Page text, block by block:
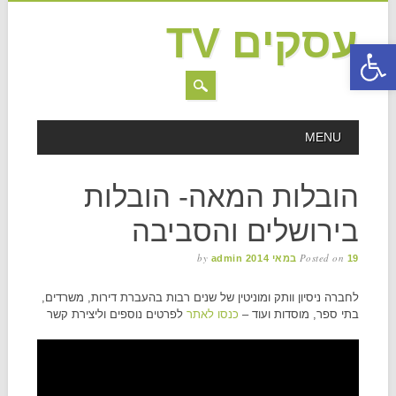
פתח סרגל נגישות
עסקים TV
MAIN MENU
MENU
הובלות המאה- הובלות
בירושלים והסביבה
Posted on 19 במאי 2014 by admin
לחברה ניסיון וותק ומוניטין של שנים רבות בהעברת דירות, משרדים,
בתי ספר, מוסדות ועוד – כנסו לאתרלפרטים נוספים וליצירת קשר